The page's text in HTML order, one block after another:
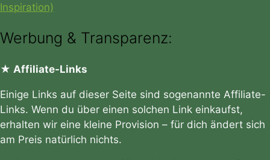
Inspiration)
Werbung & Transparenz:
★ Affiliate-Links
Einige Links auf dieser Seite sind sogenannte Affiliate-
Links. Wenn du über einen solchen Link einkaufst,
erhalten wir eine kleine Provision – für dich ändert sich
am Preis natürlich nichts.